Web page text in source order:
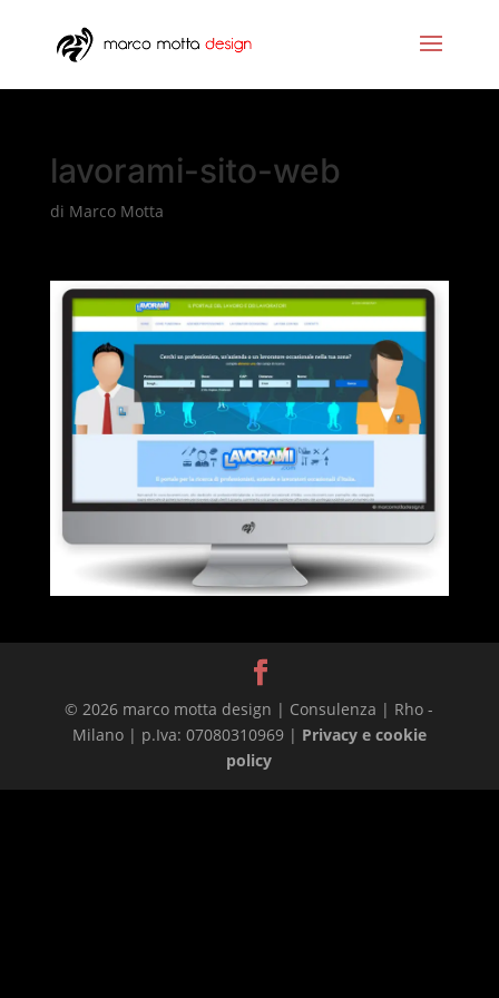
lavorami-sito-web
di Marco Motta
© 2026 marco motta design | Consulenza | Rho -
Milano | p.Iva: 07080310969 | Privacy e cookie
policy